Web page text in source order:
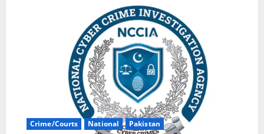
Crime/Courts National Pakistan